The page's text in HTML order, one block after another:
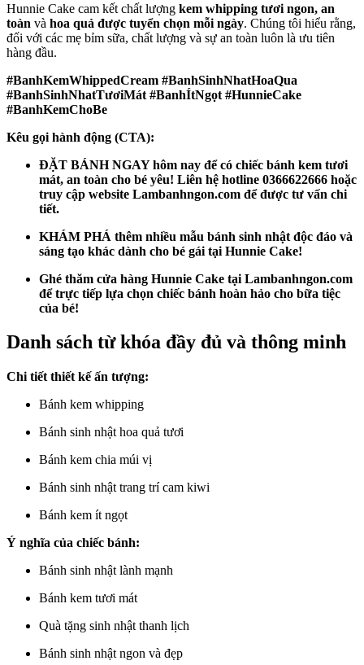
Hunnie Cake cam kết chất lượng kem whipping tươi ngon, an
toàn và hoa quả được tuyển chọn mỗi ngày. Chúng tôi hiểu rằng,
đối với các mẹ bỉm sữa, chất lượng và sự an toàn luôn là ưu tiên
hàng đầu.
#BanhKemWhippedCream #BanhSinhNhatHoaQua
#BanhSinhNhatTươiMát #BanhÍtNgọt #HunnieCake
#BanhKemChoBe
Kêu gọi hành động (CTA):
ĐẶT BÁNH NGAY hôm nay để có chiếc bánh kem tươi
mát, an toàn cho bé yêu! Liên hệ hotline 0366622666 hoặc
truy cập website Lambanhngon.com để được tư vấn chi
tiết.
KHÁM PHÁ thêm nhiều mẫu bánh sinh nhật độc đáo và
sáng tạo khác dành cho bé gái tại Hunnie Cake!
Ghé thăm cửa hàng Hunnie Cake tại Lambanhngon.com
để trực tiếp lựa chọn chiếc bánh hoàn hảo cho bữa tiệc
của bé!
Danh sách từ khóa đầy đủ và thông minh
Chi tiết thiết kế ấn tượng:
Bánh kem whipping
Bánh sinh nhật hoa quả tươi
Bánh kem chia múi vị
Bánh sinh nhật trang trí cam kiwi
Bánh kem ít ngọt
Ý nghĩa của chiếc bánh:
Bánh sinh nhật lành mạnh
Bánh kem tươi mát
Quà tặng sinh nhật thanh lịch
Bánh sinh nhật ngon và đẹp